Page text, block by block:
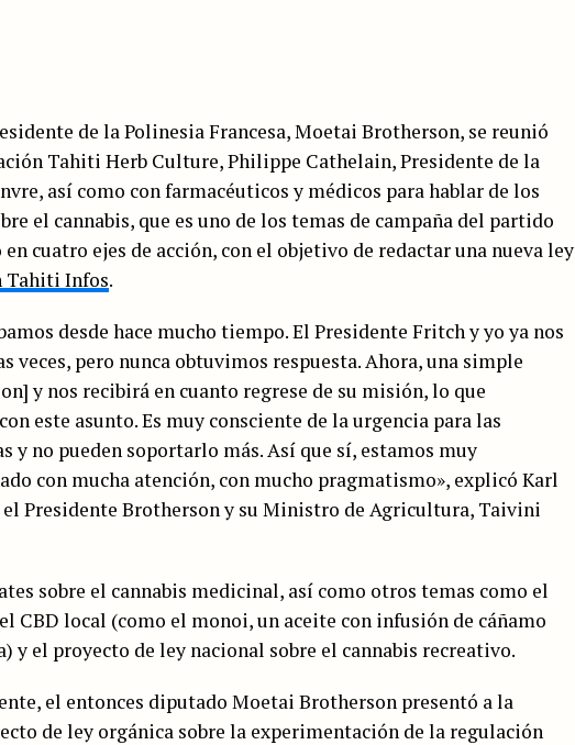
de la Polinesia Francesa, Moetai Brotherson, se reunió
Tahiti Herb Culture, Philippe Cathelain, Presidente de la
así como con farmacéuticos y médicos para hablar de los
el cannabis, que es uno de los temas de campaña del partido
cuatro ejes de acción, con el objetivo de redactar una nueva ley
Tahiti Infos.
desde hace mucho tiempo. El Presidente Fritch y yo ya nos
veces, pero nunca obtuvimos respuesta. Ahora, una simple
y nos recibirá en cuanto regrese de su misión, lo que
este asunto. Es muy consciente de la urgencia para las
y no pueden soportarlo más. Así que sí, estamos muy
con mucha atención, con mucho pragmatismo», explicó Karl
Presidente Brotherson y su Ministro de Agricultura, Taivini
sobre el cannabis medicinal, así como otros temas como el
CBD local (como el monoi, un aceite con infusión de cáñamo
y el proyecto de ley nacional sobre el cannabis recreativo.
el entonces diputado Moetai Brotherson presentó a la
de ley orgánica sobre la experimentación de la regulación